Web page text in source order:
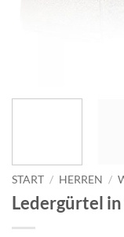
START / HERREN /
Ledergürtel